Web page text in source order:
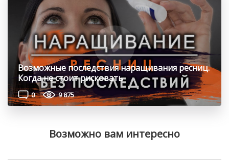
Возможные последствия наращивания ресниц.
Когда не стоит рисковать
0 9 875
Возможно вам интересно